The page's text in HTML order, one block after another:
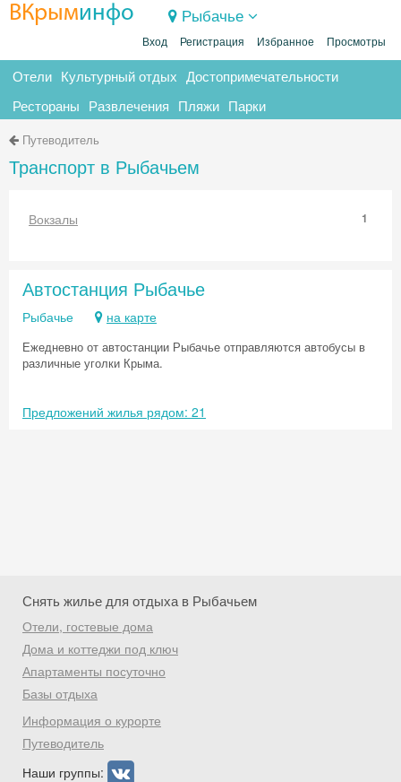
ВКрыминфо Рыбачье
Вход Регистрация Избранное Просмотры
Отели Культурный отдых Достопримечательности
Рестораны Развлечения Пляжи Парки
Путеводитель
Транспорт в Рыбачьем
Вокзалы 1
Автостанция Рыбачье
Рыбачье на карте
Ежедневно от автостанции Рыбачье отправляются автобусы в
различные уголки Крыма.
Предложений жилья рядом: 21
Снять жилье для отдыха в Рыбачьем
Отели, гостевые дома
Дома и коттеджи под ключ
Апартаменты посуточно
Базы отдыха
Информация о курорте
Путеводитель
Наши группы:
Скидка −5%
Хочешь дешевле? Оставь почту и получи
промокод на первое бронирование!